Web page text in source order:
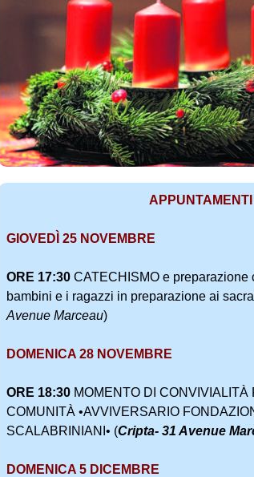
i
c
a
I
t
a
a
a
APPUNTAMENTI
GIOVEDÌ 25 NOVEMBRE
ORE 17:30 CATECHISMO e preparazione
bambini e i ragazzi in preparazione ai
Avenue Marceau)
DOMENICA 28 NOVEMBRE
ORE 18:30 MOMENTO DI CONVIVIALITÀ
COMUNITÀ •AVVIVERSARIO
SCALABRINIANI• (Cripta- 31 Avenue
DOMENICA 5 DICEMBRE